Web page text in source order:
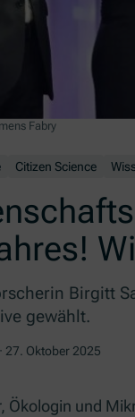
Fabry
Citizen Science
Birgitt
gewählt.
· 27. Oktober 2025
Ökologin und